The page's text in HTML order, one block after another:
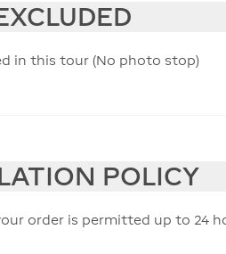
in this tour (No photo stop)
POLICY
order is permitted up to 24